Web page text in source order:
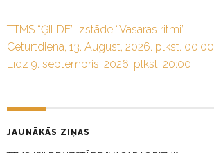
TTMS “ĢILDE” izstāde “Vasaras ritmi”
Ceturtdiena, 13. August, 2026. plkst. 00:00
Līdz 9. septembris, 2026. plkst. 20:00
JAUNĀKĀS ZIŅAS